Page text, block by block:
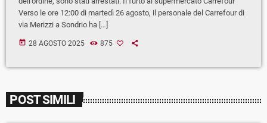
Verso le ore 12:00 di martedì 26 agosto, il personale del Carrefour di
via Merizzi a Sondrio ha […]
today 28 AGOSTO 2025 875
POST SIMILI